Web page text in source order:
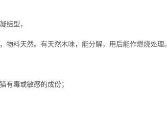
结型，
物料天然。有天然木味，能分解，用后能作燃烧处理。
有毒或敏感的成份；